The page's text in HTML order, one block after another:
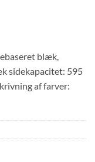
blæk,
sidekapacitet: 595
af farver: